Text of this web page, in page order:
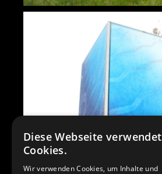
Diese Webseite verwendet
Cookies.
Wir verwenden Cookies, um Inhalte und